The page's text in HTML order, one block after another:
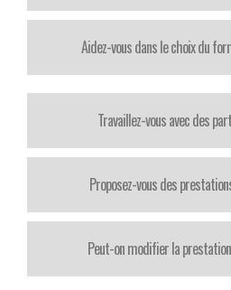
Aidez-vous dans le choix du
Travaillez-vous avec des
Proposez-vous des
Peut-on modifier la